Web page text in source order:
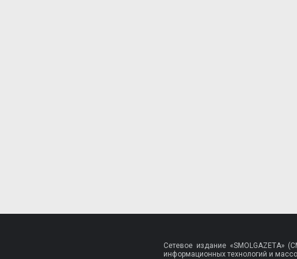
Сетевое издание «SMOLGAZETA»
информационных технологий и